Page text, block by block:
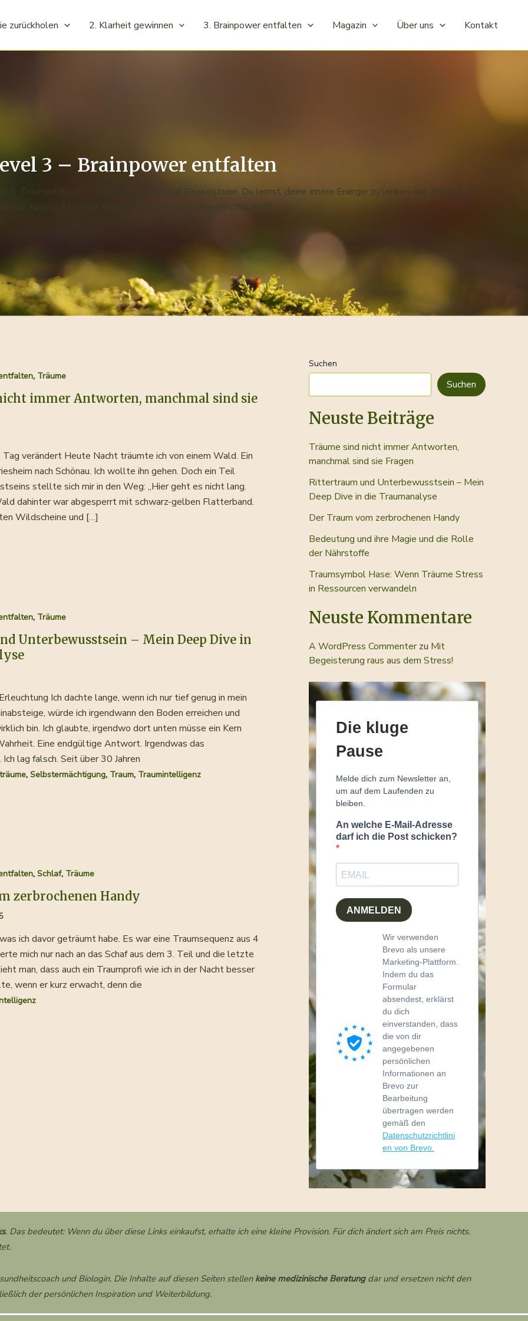
zurückholen 2. Klarheit gewinnen 3. Brainpower entfalten Magazin Über uns Kontakt
3 – Brainpower entfalten
Traumintelligenz, Kreativität, Flow und Bewusstsein. Du lernst, deine innere Energie zu lenken und dein Leben
zu gestalten, mit Klarheit, Intuition und schöpferischer Kraft.
, Träume
immer Antworten, manchmal sind sie
verändert Heute Nacht träumte ich von einem Wald. Ein
nach Schönau. Ich wollte ihn gehen. Doch ein Teil
stellte sich mir in den Weg: „Hier geht es nicht lang.
dahinter war abgesperrt mit schwarz-gelben Flatterband.
Wildscheine und […]
, Träume
Unterbewusstsein – Mein Deep Dive in
Ich dachte lange, wenn ich nur tief genug in mein
würde ich irgendwann den Boden erreichen und
bin. Ich glaubte, irgendwo dort unten müsse ein Kern
Eine endgültige Antwort. Irgendwas das
lag falsch. Seit über 30 Jahren
, Selbstermächtigung, Traum, Traumintelligenz
, Schlaf, Träume
zerbrochenen Handy
ich davor geträumt habe. Es war eine Traumsequenz aus 4
mich nur nach an das Schaf aus dem 3. Teil und die letzte
man, dass auch ein Traumprofi wie ich in der Nacht besser
wenn er kurz erwacht, denn die
Suchen
Suchen
Neuste Beiträge
Träume sind nicht immer Antworten,
manchmal sind sie Fragen
Rittertraum und Unterbewusstsein – Mein
Deep Dive in die Traumanalyse
Der Traum vom zerbrochenen Handy
Bedeutung und ihre Magie und die Rolle
der Nährstoffe
Traumsymbol Hase: Wenn Träume Stress
in Ressourcen verwandeln
Neuste Kommentare
A WordPress Commenterzu Mit
Begeisterung raus aus dem Stress!
Die kluge
Pause
Melde dich zum Newsletter an,
um auf dem Laufenden zu
bleiben.
An welche E-Mail-Adresse
darf ich die Post schicken?
ANMELDEN
Wir verwenden
Brevo als unsere
Marketing-Plattform.
Indem du das
Formular
absendest, erklärst
du dich
einverstanden, dass
die von dir
angegebenen
persönlichen
Informationen an
Brevo zur
Bearbeitung
übertragen werden
gemäß den
Datenschutzrichtlini
en von Brevo.
. Das bedeutet: Wenn du über diese Links einkaufst, erhalte ich eine kleine Provision. Für dich ändert sich am Preis nichts.
und Biologin. Die Inhalte auf diesen Seiten stellen keine medizinische Beratung dar und ersetzen nicht den
der persönlichen Inspiration und Weiterbildung.